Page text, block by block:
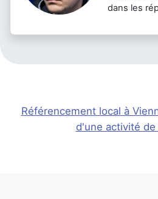
dans les
Référencement local à
d'une activité de